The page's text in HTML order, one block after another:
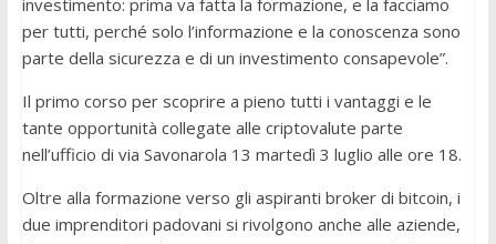
investimento: prima va fatta la formazione, e la facciamo
per tutti, perché solo l’informazione e la conoscenza sono
parte della sicurezza e di un investimento consapevole”.
Il primo corso per scoprire a pieno tutti i vantaggi e le
tante opportunità collegate alle criptovalute parte
nell’ufficio di via Savonarola 13 martedì 3 luglio alle ore 18.
Oltre alla formazione verso gli aspiranti broker di bitcoin, i
due imprenditori padovani si rivolgono anche alle aziende,